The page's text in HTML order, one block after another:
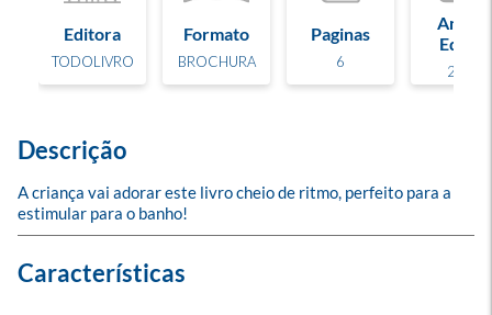
Editora
TODOLIVRO
Formato
BROCHURA
Paginas
6
Ano de
Edição
2025
Descrição
A criança vai adorar este livro cheio de ritmo, perfeito para a
estimular para o banho!